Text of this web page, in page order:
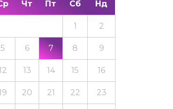
Чт Пт Сб Нд
1 2
5 6 7 8 9
13 14 15 16
20 21 22 23